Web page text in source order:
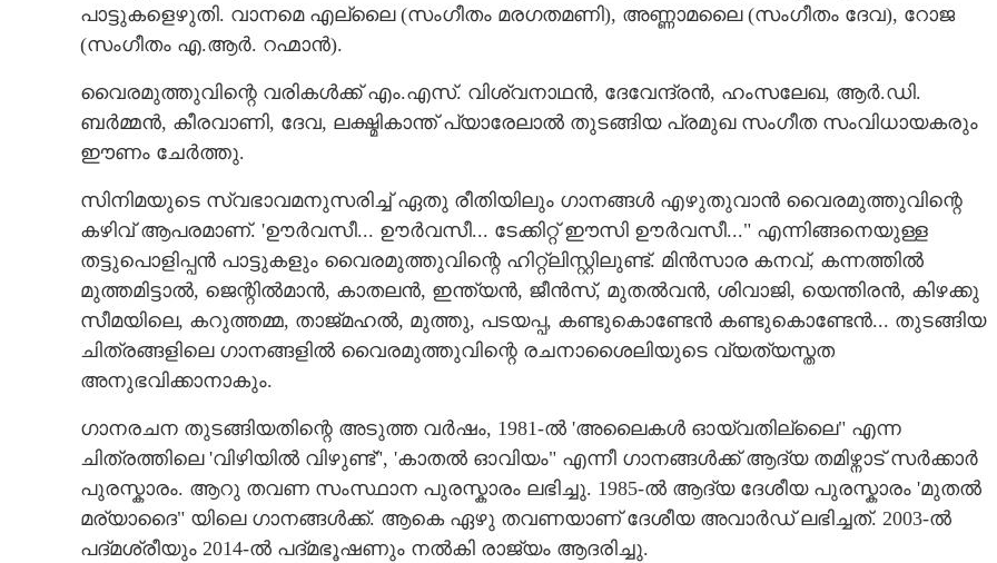
പാട്ടുകളെഴുതി. വാനമെ എല്ലൈ (സംഗീതം മരഗതമണി), അണ്ണാമലൈ (സംഗീതം ദേവ), റോജ
(സംഗീതം എ.ആർ. റഹ്മാൻ).
വൈരമുത്തുവിന്റെ വരികൾക്ക് എം.എസ്. വിശ്വനാഥൻ, ദേവേന്ദ്രൻ, ഹംസലേഖ, ആർ.ഡി.
ബർമ്മൻ, കീരവാണി, ദേവ, ലക്ഷ്മികാന്ത് പ്യാരേലാൽ തുടങ്ങിയ പ്രമുഖ സംഗീത സംവിധായകരും
ഈണം ചേർത്തു.
സിനിമയുടെ സ്വഭാവമനുസരിച്ച് ഏതു രീതിയിലും ഗാനങ്ങൾ എഴുതുവാൻ വൈരമുത്തുവിന്റെ
കഴിവ് ആപരമാണ്. 'ഊർവസീ... ഊർവസീ... ടേക്കിറ്റ് ഈസി ഊർവസീ..." എന്നിങ്ങനെയുള്ള
തട്ടുപൊളിപ്പൻ പാട്ടുകളും വൈരമുത്തുവിന്റെ ഹിറ്റ്ലിസ്റ്റിലുണ്ട്. മിൻസാര കനവ്, കന്നത്തിൽ
മുത്തമിട്ടാൽ, ജെന്റിൽമാൻ, കാതലൻ, ഇന്ത്യൻ, ജീൻസ്, മുതൽവൻ, ശിവാജി, യെന്തിരൻ, കിഴക്കു
സീമയിലെ, കറുത്തമ്മ, താജ്മഹൽ, മുത്തു, പടയപ്പ, കണ്ടുകൊണ്ടേൻ കണ്ടുകൊണ്ടേൻ... തുടങ്ങിയ
ചിത്രങ്ങളിലെ ഗാനങ്ങളിൽ വൈരമുത്തുവിന്റെ രചനാശൈലിയുടെ വ്യത്യസ്തത
അനുഭവിക്കാനാകും.
ഗാനരചന തുടങ്ങിയതിന്റെ അടുത്ത വർഷം,​ 1981-ൽ 'അലൈകൾ ഓയ്‌വതില്ലൈ" എന്ന
ചിത്രത്തിലെ 'വിഴിയിൽ വിഴുണ്ട്", 'കാതൽ ഓവിയം" എന്നീ ഗാനങ്ങൾക്ക് ആദ്യ തമിഴ്നാട് സർക്കാർ
പുരസ്കാരം. ആറു തവണ സംസ്ഥാന പുരസ്കാരം ലഭിച്ചു. 1985-ൽ ആദ്യ ദേശീയ പുരസ്കാരം 'മുതൽ
മര്യാദൈ" യിലെ ഗാനങ്ങൾക്ക്. ആകെ ഏഴു തവണയാണ് ദേശീയ അവാർഡ് ലഭിച്ചത്. 2003-ൽ
പദ്മശ്രീയും 2014-ൽ പദ്മഭൂഷണും നൽകി രാജ്യം ആദരിച്ചു.